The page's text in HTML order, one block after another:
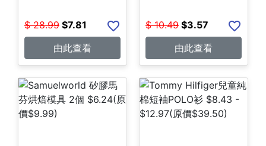
$ 28.99 $7.81
由此查看
$ 10.49 $3.57
由此查看